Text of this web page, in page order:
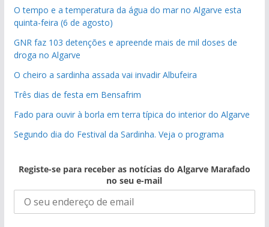
O tempo e a temperatura da água do mar no Algarve esta
quinta-feira (6 de agosto)
GNR faz 103 detenções e apreende mais de mil doses de
droga no Algarve
O cheiro a sardinha assada vai invadir Albufeira
Três dias de festa em Bensafrim
Fado para ouvir à borla em terra típica do interior do Algarve
Segundo dia do Festival da Sardinha. Veja o programa
Registe-se para receber as notícias do Algarve Marafado
no seu e-mail